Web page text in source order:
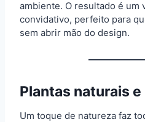
ambiente. O resultado é um
convidativo, perfeito para
sem abrir mão do design.
Plantas naturais
Um toque de natureza faz